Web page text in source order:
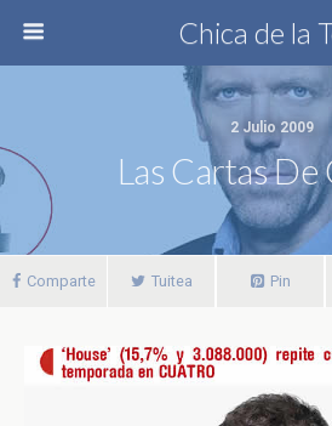
Chica de la
2 Julio 2009
Las Cartas De
Comparte Tuitea Pin